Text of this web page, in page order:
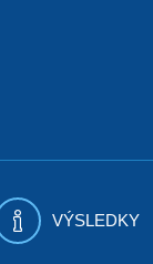
VÝSLEDKY